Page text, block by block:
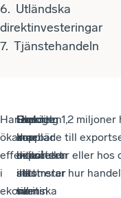
6. Utländska
direktinvesteringar
7. Tjänstehandeln
Handel
ökar
effektiviteten
i
ekonomin
Handeln
innebär
också
att
svenska
Exporten
drar
in
inkomster
till
Sverige
har
historiskt
sett
varit
Omkring 1,2
kopplade till
exporterar eller hos
illustrerar hur